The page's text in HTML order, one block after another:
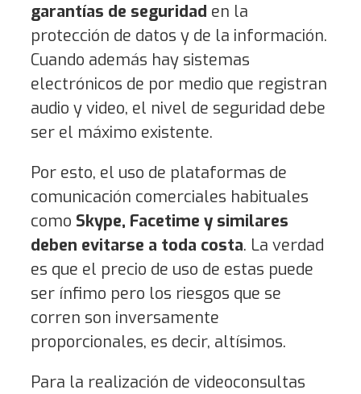
garantías de seguridad en la
protección de datos y de la información.
Cuando además hay sistemas
electrónicos de por medio que registran
audio y video, el nivel de seguridad debe
ser el máximo existente.
Por esto, el uso de plataformas de
comunicación comerciales habituales
como Skype, Facetime y similares
deben evitarse a toda costa. La verdad
es que el precio de uso de estas puede
ser ínfimo pero los riesgos que se
corren son inversamente
proporcionales, es decir, altísimos.
Para la realización de videoconsultas